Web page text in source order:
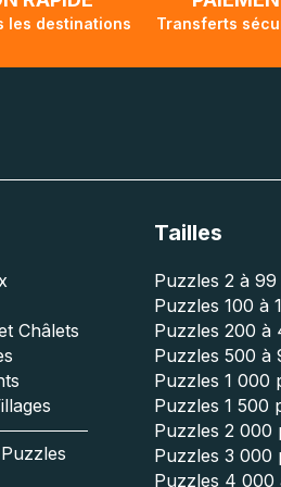
les destinations Transferts
Châlets
Tailles
Puzzles 2 à 99
Puzzles 100 à
Puzzles 200 à
Puzzles 500 à
Puzzles 1 000
Puzzles 1 500
Puzzles 2 000
Puzzles 3 000
Puzzles 4 000